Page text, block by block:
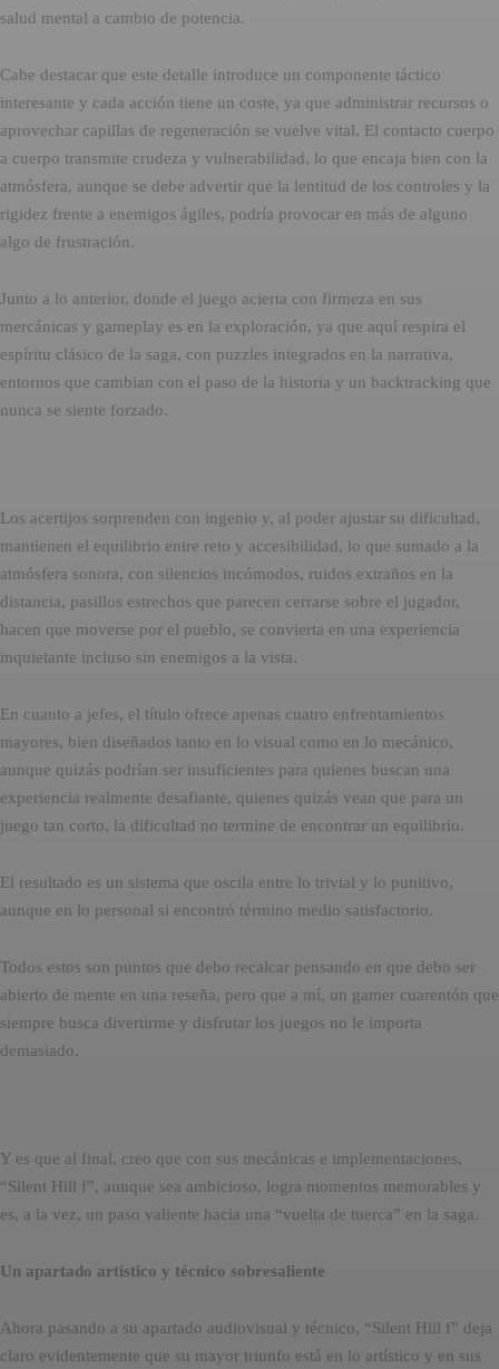
salud mental a cambio de potencia.
Cabe destacar que este detalle introduce un componente táctico
interesante y cada acción tiene un coste, ya que administrar recursos o
aprovechar capillas de regeneración se vuelve vital. El contacto cuerpo
a cuerpo transmite crudeza y vulnerabilidad, lo que encaja bien con la
atmósfera, aunque se debe advertir que la lentitud de los controles y la
rigidez frente a enemigos ágiles, podría provocar en más de alguno
algo de frustración.
Junto a lo anterior, donde el juego acierta con firmeza en sus
mercánicas y gameplay es en la exploración, ya que aquí respira el
espíritu clásico de la saga, con puzzles integrados en la narrativa,
entornos que cambian con el paso de la historia y un backtracking que
nunca se siente forzado.
Los acertijos sorprenden con ingenio y, al poder ajustar su dificultad,
mantienen el equilibrio entre reto y accesibilidad, lo que sumado a la
atmósfera sonora, con silencios incómodos, ruidos extraños en la
distancia, pasillos estrechos que parecen cerrarse sobre el jugador,
hacen que moverse por el pueblo, se convierta en una experiencia
inquietante incluso sin enemigos a la vista.
En cuanto a jefes, el título ofrece apenas cuatro enfrentamientos
mayores, bien diseñados tanto en lo visual como en lo mecánico,
aunque quizás podrían ser insuficientes para quienes buscan una
experiencia realmente desafiante, quienes quizás vean que para un
juego tan corto, la dificultad no termine de encontrar un equilibrio.
El resultado es un sistema que oscila entre lo trivial y lo punitivo,
aunque en lo personal si encontró término medio satisfactorio.
Todos estos son puntos que debo recalcar pensando en que debo ser
abierto de mente en una reseña, pero que a mí, un gamer cuarentón que
siempre busca divertirme y disfrutar los juegos no le importa
demasiado.
Y es que al final, creo que con sus mecánicas e implementaciones,
“Silent Hill f”, aunque sea ambicioso, logra momentos memorables y
es, a la vez, un paso valiente hacia una “vuelta de tuerca” en la saga.
Un apartado artístico y técnico sobresaliente
Ahora pasando a su apartado audiovisual y técnico, “Silent Hill f” deja
claro evidentemente que su mayor triunfo está en lo artístico y en sus